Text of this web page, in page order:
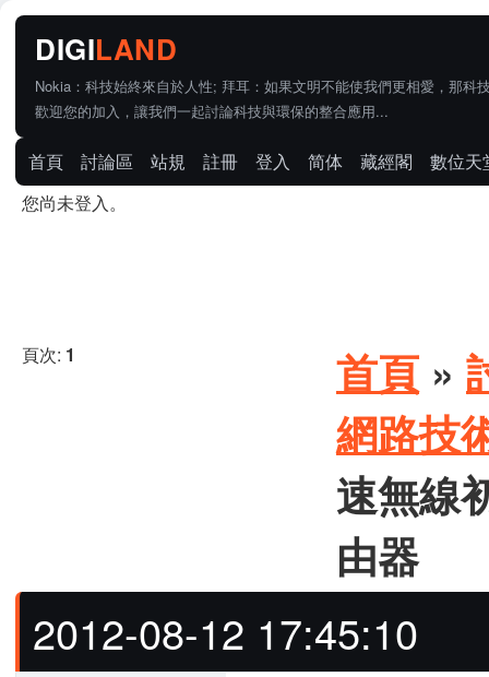
Nokia：科技始終來自於人性; 拜耳：如果文明不能使我們更相愛，那科
歡迎您的加入，讓我們一起討論科技與環保的整合應用...
首頁 討論區 站規 註冊 登入 简体 藏經閣
數位天
您尚未登入。
頁次: 1 首頁 »
網路技
速無線
由器
2012-08-12 17:45:10